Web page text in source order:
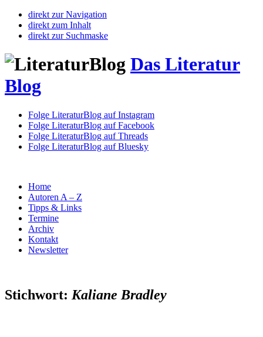
direkt zur Navigation
direkt zum Inhalt
direkt zur Suchmaske
Das Literatur
Blog
Folge LiteraturBlog auf Instagram
Folge LiteraturBlog auf Facebook
Folge LiteraturBlog auf Threads
Folge LiteraturBlog auf Bluesky
Home
Autoren A – Z
Tipps & Links
Termine
Archiv
Kontakt
Newsletter
Stichwort: Kaliane Bradley